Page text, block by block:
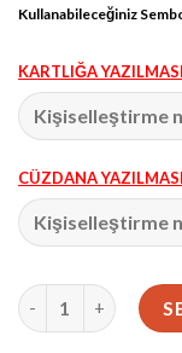
Kullanabileceğiniz
KARTLIĞA
CÜZDANA
Cüzdan ve Kartlık